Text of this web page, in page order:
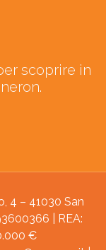
scoprire in
4 – 41030 San
| REA:
€